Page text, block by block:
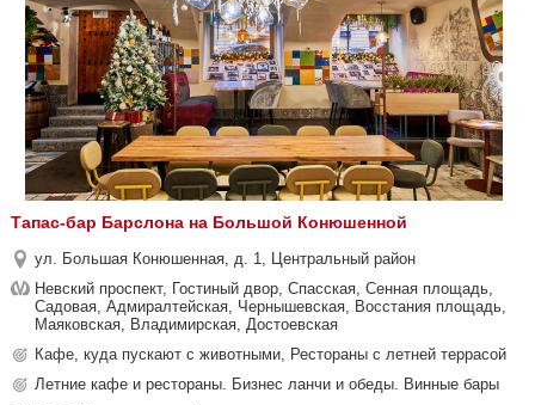
Тапас-бар Барслона на Большой Конюшенной
ул. Большая Конюшенная, д. 1, Центральный район
Невский проспект, Гостиный двор, Спасская, Сенная площадь,
Садовая, Адмиралтейская, Чернышевская, Восстания площадь,
Маяковская, Владимирская, Достоевская
Кафе, куда пускают с животными, Рестораны с летней террасой
Летние кафе и рестораны. Бизнес ланчи и обеды. Винные бары